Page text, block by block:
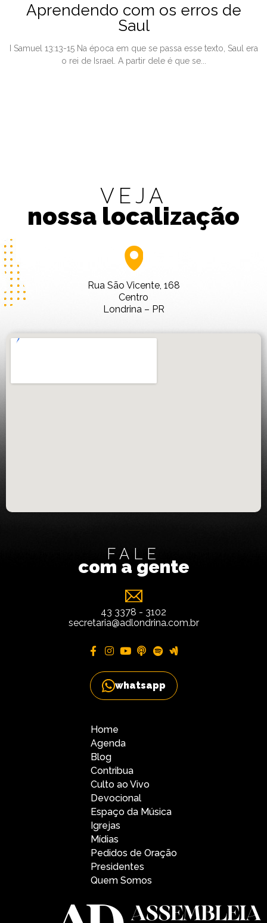
Aprendendo com os erros de
Saul
I Samuel 13:13-15 Na época em que se passa esse texto, Saul era
o rei de Israel. A partir dele é que se...
VEJA
nossa localização
Rua São Vicente, 168
Centro
Londrina – PR
FALE
com a gente
43 3378 - 3102
secretaria@adlondrina.com.br
whatsapp
Home
Agenda
Blog
Contribua
Culto ao Vivo
Devocional
Espaço da Música
Igrejas
Mídias
Pedidos de Oração
Presidentes
Quem Somos